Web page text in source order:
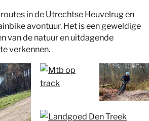
in de Utrechtse Heuvelrug en
avontuur. Het is een geweldige
van de natuur en uitdagende
verkennen.